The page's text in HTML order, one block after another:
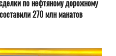
по нефтяному дорожному
270 млн манатов